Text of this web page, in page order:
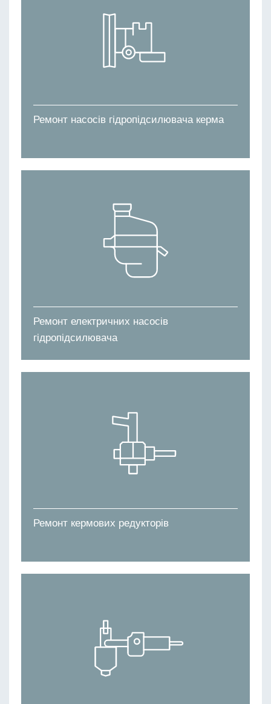
Ремонт насосів гідропідсилювача керма
Ремонт електричних насосів
гідропідсилювача
Ремонт кермових редукторів